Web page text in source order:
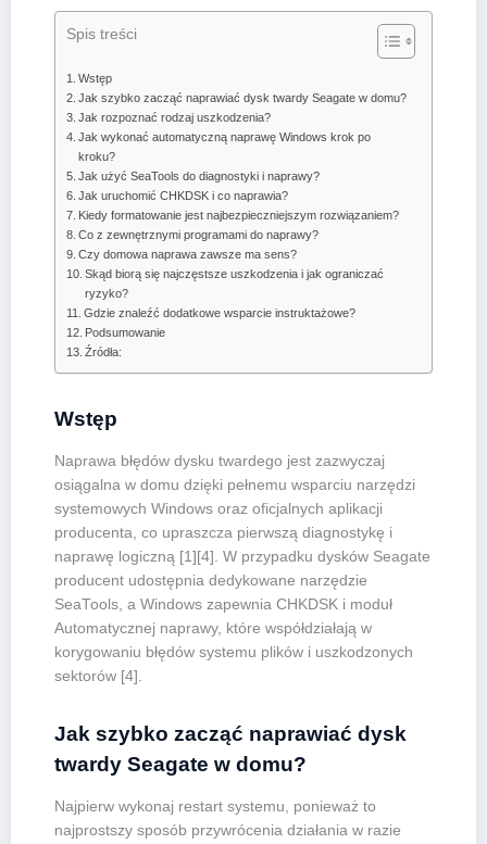
Spis treści
Wstęp
Jak szybko zacząć naprawiać dysk twardy Seagate w domu?
Jak rozpoznać rodzaj uszkodzenia?
Jak wykonać automatyczną naprawę Windows krok po
kroku?
Jak użyć SeaTools do diagnostyki i naprawy?
Jak uruchomić CHKDSK i co naprawia?
Kiedy formatowanie jest najbezpieczniejszym rozwiązaniem?
Co z zewnętrznymi programami do naprawy?
Czy domowa naprawa zawsze ma sens?
Skąd biorą się najczęstsze uszkodzenia i jak ograniczać
ryzyko?
Gdzie znaleźć dodatkowe wsparcie instruktażowe?
Podsumowanie
Źródła:
Wstęp
Naprawa błędów dysku twardego jest zazwyczaj
osiągalna w domu dzięki pełnemu wsparciu narzędzi
systemowych Windows oraz oficjalnych aplikacji
producenta, co upraszcza pierwszą diagnostykę i
naprawę logiczną [1][4]. W przypadku dysków Seagate
producent udostępnia dedykowane narzędzie
SeaTools, a Windows zapewnia CHKDSK i moduł
Automatycznej naprawy, które współdziałają w
korygowaniu błędów systemu plików i uszkodzonych
sektorów [4].
Jak szybko zacząć naprawiać dysk
twardy Seagate w domu?
Najpierw wykonaj restart systemu, ponieważ to
najprostszy sposób przywrócenia działania w razie